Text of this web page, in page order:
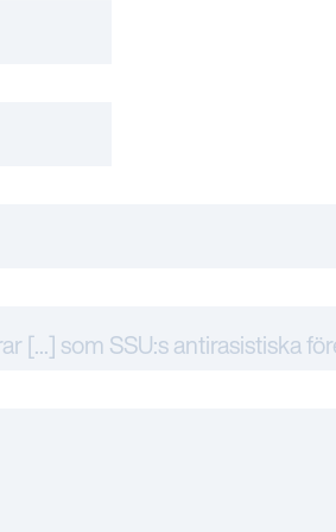
[...] som SSU:s antirasistiska